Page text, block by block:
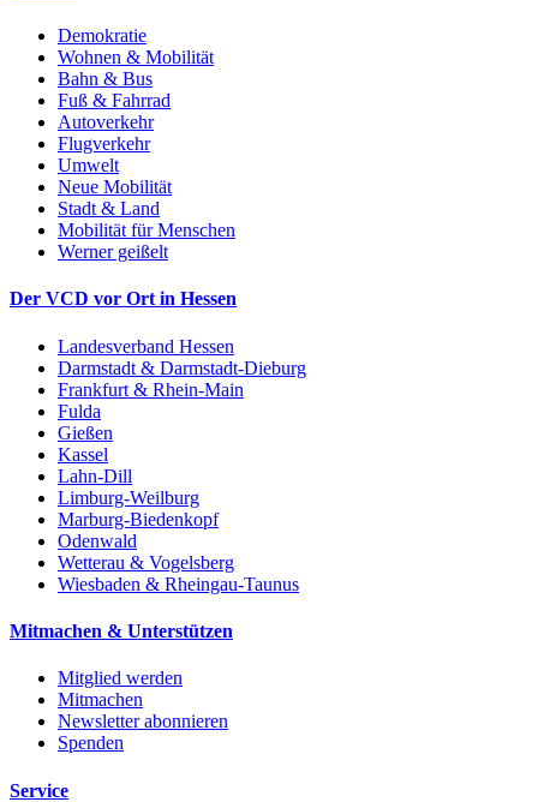
Demokratie
Wohnen & Mobilität
Bahn & Bus
Fuß & Fahrrad
Autoverkehr
Flugverkehr
Umwelt
Neue Mobilität
Stadt & Land
Mobilität für Menschen
Werner geißelt
Der VCD vor Ort in Hessen
Landesverband Hessen
Darmstadt & Darmstadt-Dieburg
Frankfurt & Rhein-Main
Fulda
Gießen
Kassel
Lahn-Dill
Limburg-Weilburg
Marburg-Biedenkopf
Odenwald
Wetterau & Vogelsberg
Wiesbaden & Rheingau-Taunus
Mitmachen & Unterstützen
Mitglied werden
Mitmachen
Newsletter abonnieren
Spenden
Service